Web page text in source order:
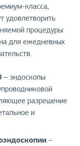
класса,
удовлетворить
процедуры
для ежедневных
– эндоскопы
разрешение
и
–